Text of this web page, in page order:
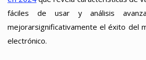
fáciles de usar y análisis
mejorarsignificativamente el éxito del
electrónico.